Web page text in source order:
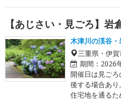
【あじさい・見ごろ】岩
木津川の渓谷
三重県・伊賀
期間： 2026
開催日は見ご
後する場合あ
住宅地を通るた